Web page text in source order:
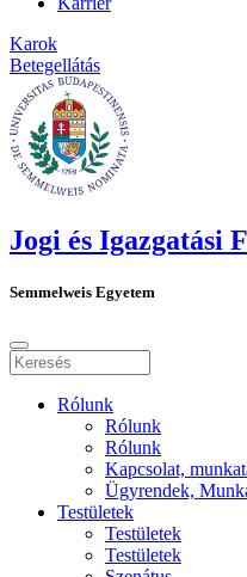
Karok
Betegellátás
Jogi és Igazgatási
Semmelweis Egyetem
Rólunk
Rólunk
Rólunk
Kapcsolat,
Ügyrendek,
Testületek
Testületek
Testületek